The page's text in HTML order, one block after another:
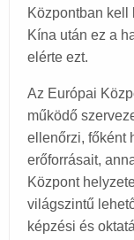
Központban kell
Kína után ez a
elérte ezt.
Az Európai
működő
ellenőrzi, főként
erőforrásait,
Központ
világszintű
képzési és